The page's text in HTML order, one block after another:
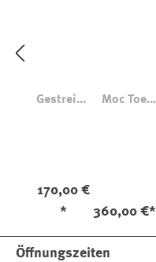
Gestreifte
170,00 €
*
Moc Toe
360,00 €*
Öffnungszeiten